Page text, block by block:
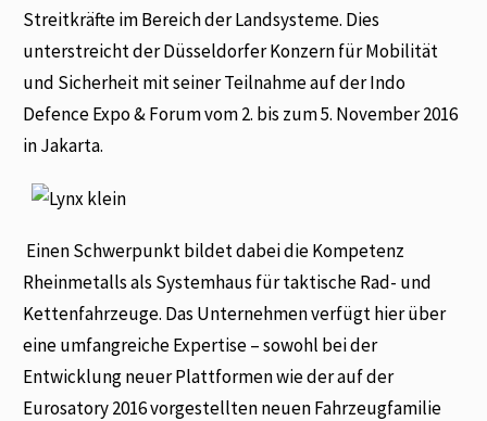
Streitkräfte im Bereich der Landsysteme. Dies
unterstreicht der Düsseldorfer Konzern für Mobilität
und Sicherheit mit seiner Teilnahme auf der Indo
Defence Expo & Forum vom 2. bis zum 5. November 2016
in Jakarta.
Einen Schwerpunkt bildet dabei die Kompetenz
Rheinmetalls als Systemhaus für taktische Rad- und
Kettenfahrzeuge. Das Unternehmen verfügt hier über
eine umfangreiche Expertise – sowohl bei der
Entwicklung neuer Plattformen wie der auf der
Eurosatory 2016 vorgestellten neuen Fahrzeugfamilie